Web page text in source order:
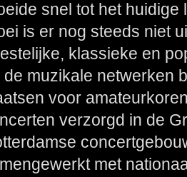
snel tot het
is er nog steeds niet
klassieke en
de muzikale netwerken
voor
verzorgd in de
met